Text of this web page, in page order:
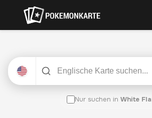
Nur suchen in White